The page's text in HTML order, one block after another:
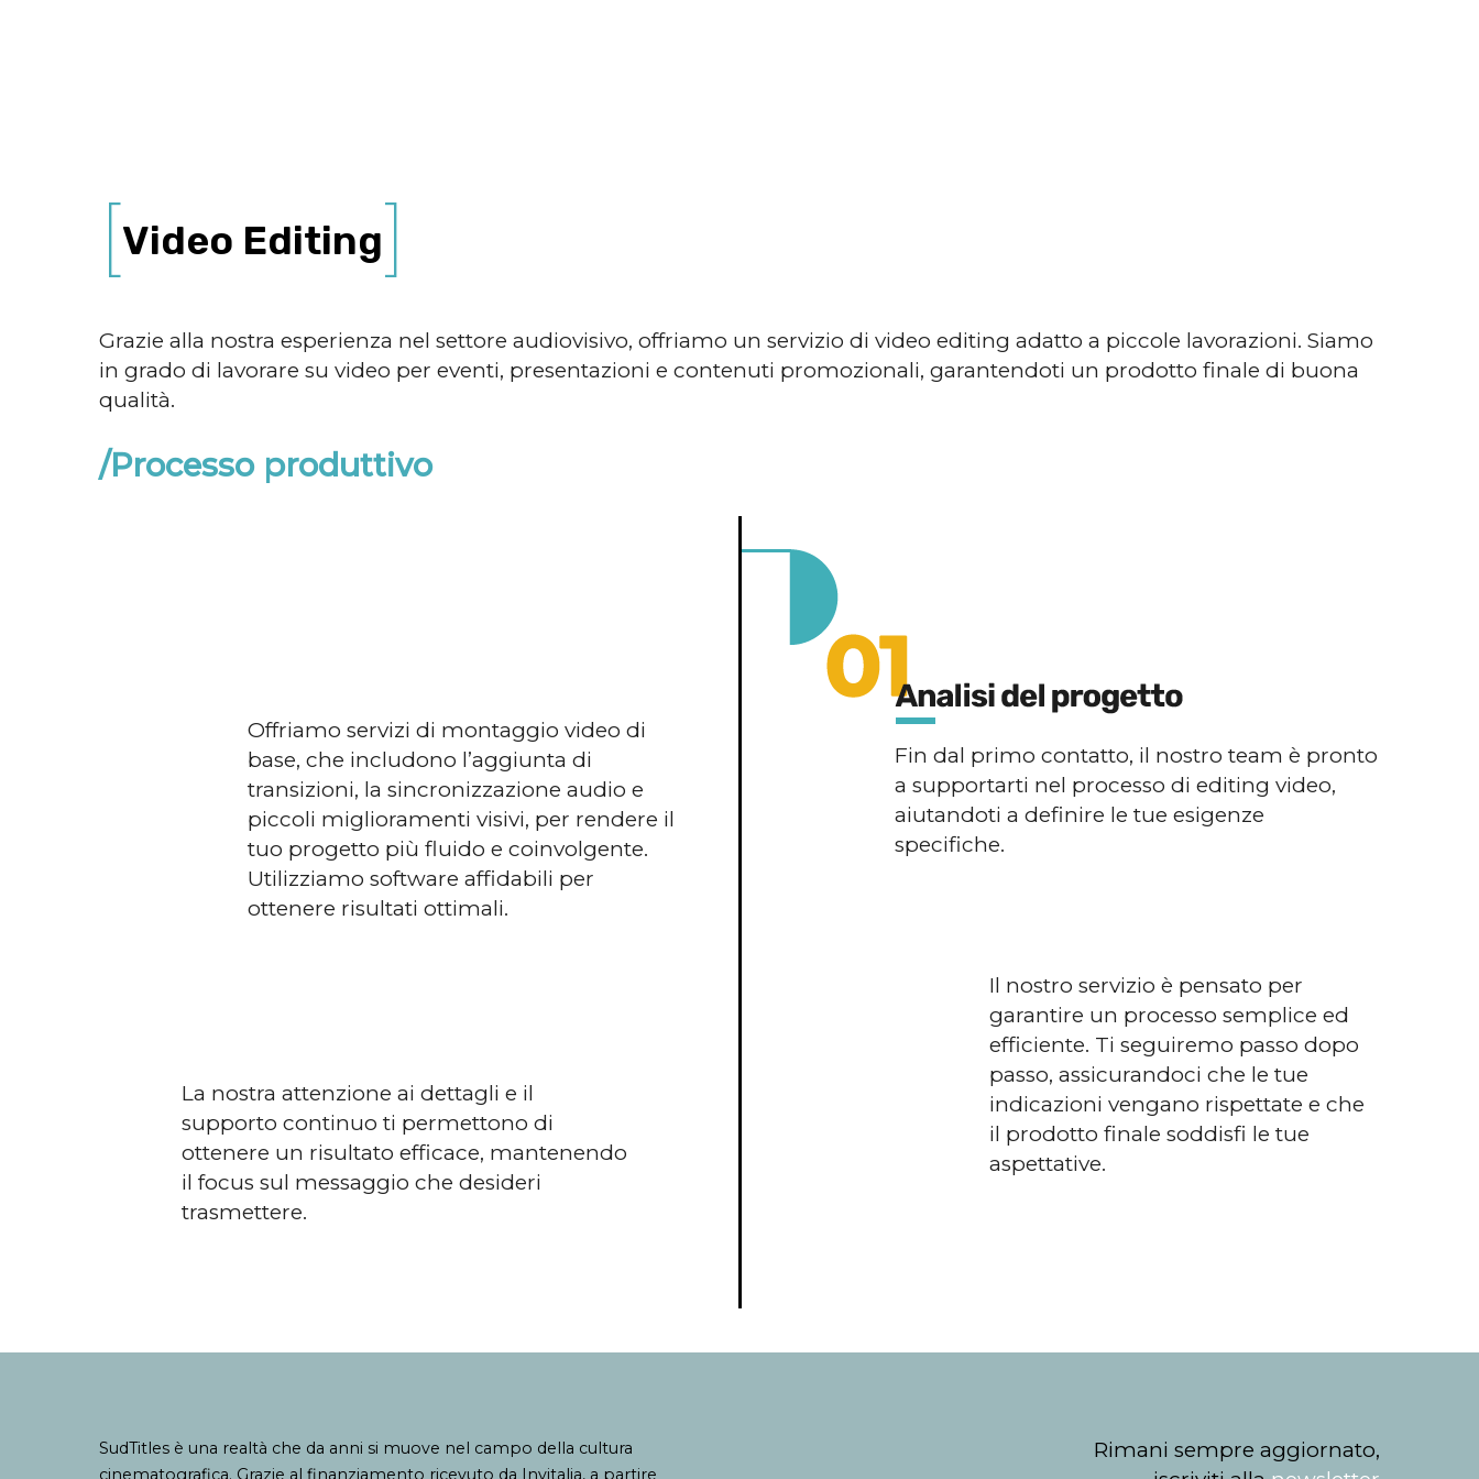
Video Editing
Grazie alla nostra esperienza nel settore audiovisivo, offriamo un servizio di video editing adatto a piccole lavorazioni. Siamo
in grado di lavorare su video per eventi, presentazioni e contenuti promozionali, garantendoti un prodotto finale di buona
qualità.
/Processo produttivo
Offriamo servizi di montaggio video di
base, che includono l’aggiunta di
transizioni, la sincronizzazione audio e
piccoli miglioramenti visivi, per rendere il
tuo progetto più fluido e coinvolgente.
Utilizziamo software affidabili per
ottenere risultati ottimali.
La nostra attenzione ai dettagli e il
supporto continuo ti permettono di
ottenere un risultato efficace, mantenendo
il focus sul messaggio che desideri
trasmettere.
Fin dal primo contatto, il nostro team è pronto
a supportarti nel processo di editing video,
aiutandoti a definire le tue esigenze
specifiche.
Il nostro servizio è pensato per
garantire un processo semplice ed
efficiente. Ti seguiremo passo dopo
passo, assicurandoci che le tue
indicazioni vengano rispettate e che
il prodotto finale soddisfi le tue
aspettative.
SudTitles è una realtà che da anni si muove nel campo della cultura
cinematografica. Grazie al finanziamento ricevuto da Invitalia, a partire
Rimani sempre aggiornato,